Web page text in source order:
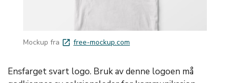
Mockup fra launch free-mockup.com
Ensfarget svart logo. Bruk av denne logoen må